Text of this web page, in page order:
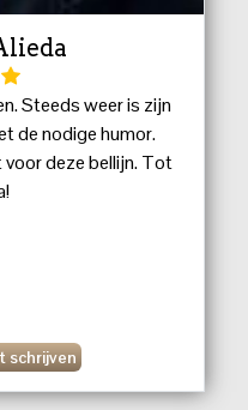
Steeds weer is zijn
de nodige humor.
deze bellijn. Tot
schrijven